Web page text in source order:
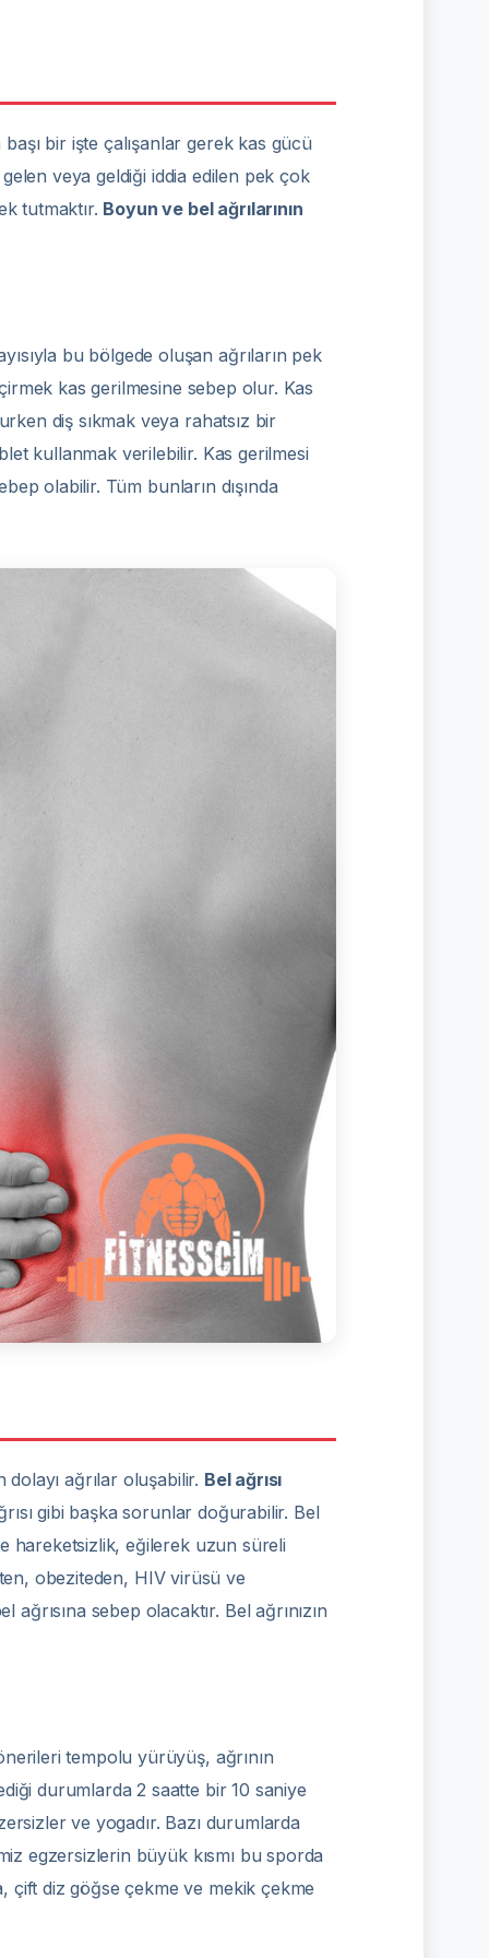
bir işte çalışanlar gerek kas gücü
veya geldiği iddia edilen pek çok
tutmaktır. Boyun ve bel ağrılarının
bu bölgede oluşan ağrıların pek
kas gerilmesine sebep olur. Kas
diş sıkmak veya rahatsız bir
kullanmak verilebilir. Kas gerilmesi
olabilir. Tüm bunların dışında
ağrılar oluşabilir. Bel ağrısı
gibi başka sorunlar doğurabilir. Bel
hareketsizlik, eğilerek uzun süreli
obeziteden, HIV virüsü ve
sebep olacaktır. Bel ağrınızın
tempolu yürüyüş, ağrının
durumlarda 2 saatte bir 10 saniye
ve yogadır. Bazı durumlarda
egzersizlerin büyük kısmı bu sporda
çift diz göğse çekme ve mekik çekme